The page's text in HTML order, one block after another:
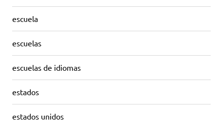
escuela
escuelas
escuelas de idiomas
estados
estados unidos